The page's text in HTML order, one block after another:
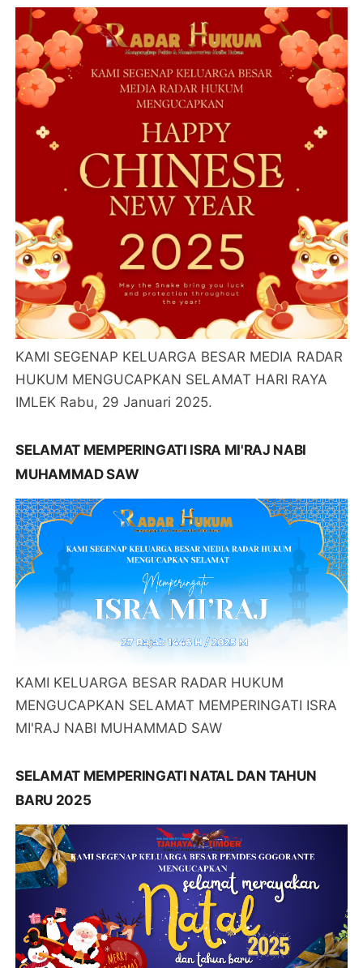
KAMI SEGENAP KELUARGA BESAR MEDIA RADAR
HUKUM MENGUCAPKAN SELAMAT HARI RAYA
IMLEK Rabu, 29 Januari 2025.
SELAMAT MEMPERINGATI ISRA MI'RAJ NABI
MUHAMMAD SAW
KAMI KELUARGA BESAR RADAR HUKUM
MENGUCAPKAN SELAMAT MEMPERINGATI ISRA
MI'RAJ NABI MUHAMMAD SAW
SELAMAT MEMPERINGATI NATAL DAN TAHUN
BARU 2025